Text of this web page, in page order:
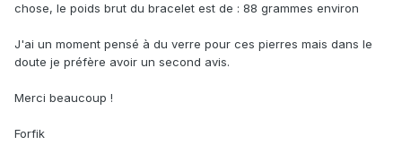
chose, le poids brut du bracelet est de : 88 grammes environ
J'ai un moment pensé à du verre pour ces pierres mais dans le
doute je préfère avoir un second avis.
Merci beaucoup !
Forfik